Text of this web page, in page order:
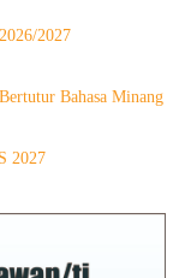
2027
Bahasa Minang
2027